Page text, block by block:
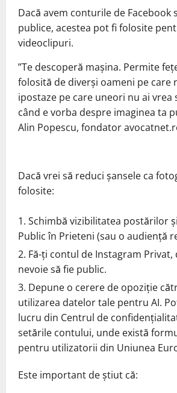
Dacă avem conturile de Facebook
publice, acestea pot fi folosite
videoclipuri.
”Te descoperă mașina. Permite
folosită de diverși oameni pe care
ipostaze pe care uneori nu ai vrea
când e vorba despre imaginea ta
Alin Popescu, fondator
Dacă vrei să reduci șansele ca
folosite:
Schimbă vizibilitatea postărilor
Public în Prieteni (sau o audiență
Fă-ți contul de Instagram Privat,
nevoie să fie public.
Depune o cerere de opoziție
utilizarea datelor tale pentru AI.
lucru din Centrul de
setările contului, unde există
pentru utilizatorii din Uniunea
Este important de știut că: